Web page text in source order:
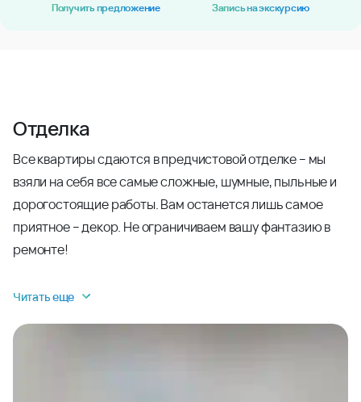
Получить предложение Запись на экскурсию
Отделка
Все квартиры сдаются в предчистовой отделке – мы
взяли на себя все самые сложные, шумные, пыльные и
дорогостоящие работы. Вам останется лишь самое
приятное – декор. Не ограничиваем вашу фантазию в
ремонте!
Читать еще